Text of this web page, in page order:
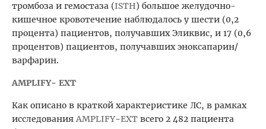
тромбоза и гемостаза (ISTH) большое желудочно-
кишечное кровотечение наблюдалось у шести (0,2
процента) пациентов, получавших Эликвис, и 17 (0,6
процентов) пациентов, получавших эноксапарин/
варфарин.
AMPLIFY- EXT
Как описано в краткой характеристике ЛС, в рамках
исследованияAMPLIFY-EXT всего 2 482 пациента